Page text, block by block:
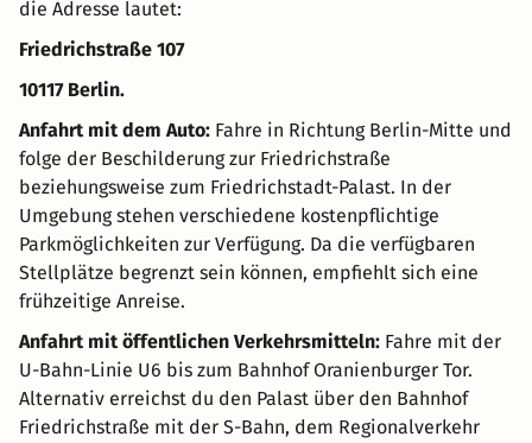
die Adresse lautet:
Friedrichstraße 107
10117 Berlin.
Anfahrt mit dem Auto: Fahre in Richtung Berlin-Mitte und
folge der Beschilderung zur Friedrichstraße
beziehungsweise zum Friedrichstadt-Palast. In der
Umgebung stehen verschiedene kostenpflichtige
Parkmöglichkeiten zur Verfügung. Da die verfügbaren
Stellplätze begrenzt sein können, empfiehlt sich eine
frühzeitige Anreise.
Anfahrt mit öffentlichen Verkehrsmitteln: Fahre mit der
U-Bahn-Linie U6 bis zum Bahnhof Oranienburger Tor.
Alternativ erreichst du den Palast über den Bahnhof
Friedrichstraße mit der S-Bahn, dem Regionalverkehr